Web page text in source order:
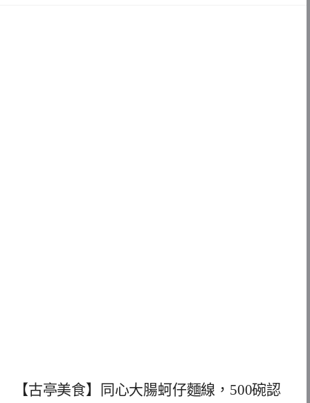
【古亭美食】同心大腸蚵仔麵線，500碗認